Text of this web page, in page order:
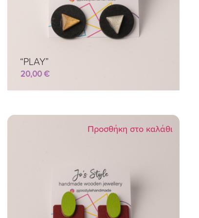
“PLAY”
20,00€
Προσθήκη στο καλάθι